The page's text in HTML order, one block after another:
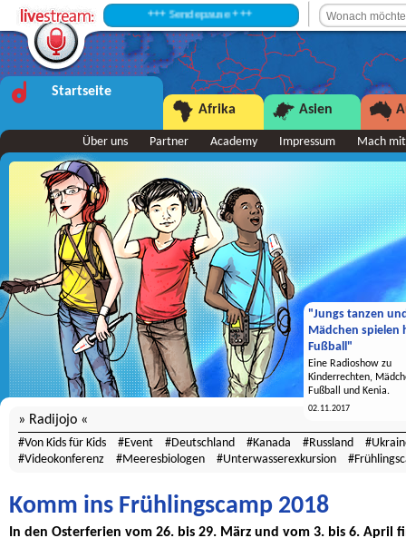
+++ Sendepause +++
Startseite
Afrika
Asien
Über uns Partner Academy Impressum Mach mit
"Jungs tanzen
Mädchen spielen
Fußball"
Eine Radioshow zu
Kinderrechten,
Fußball und Kenia.
02.11.2017
Radijojo
Von Kids für Kids Event Deutschland Kanada Russland
Videokonferenz
Meeresbiologen Unterwasserexkursion
Komm ins Frühlingscamp 2018
In den Osterferien vom 26. bis 29. März und vom 3. bis 6. April